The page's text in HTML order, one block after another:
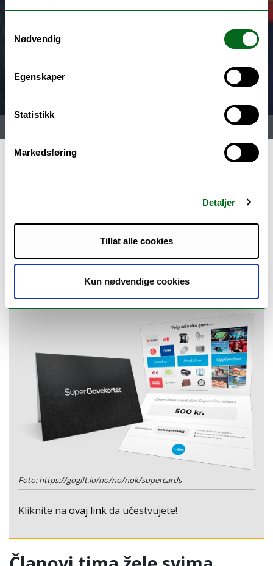
Nødvendig
Egenskaper
Statistikk
Markedsføring
Detaljer
Tillat alle cookies
Kun nødvendige cookies
Bosanski jezik u Norveškoj
istraživanjima i dobijetepoklon karticu
od 500 kruna?
Foto: https://gogift.io/no/no/nok/supercards
Kliknite na ovaj linkda učestvujete!